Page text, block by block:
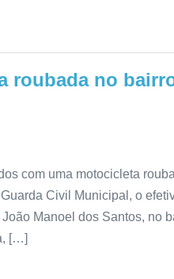
roubada no
com uma motocicleta
Civil Municipal, o
Manoel dos Santos, no
[…]